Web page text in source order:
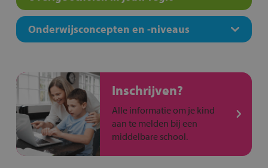
Onderwijsconcepten en -niveaus
Inschrijven?
Alle informatie om je kind
aan te melden bij een
middelbare school.